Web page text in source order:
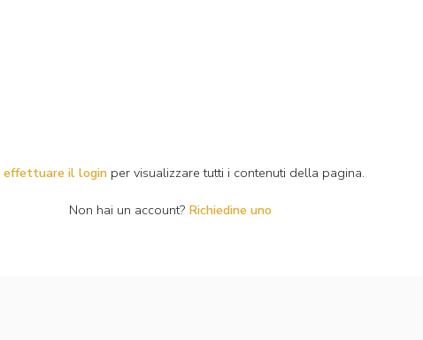
effettuare il login per visualizzare tutti i contenuti della pagina.
Non hai un account? Richiedine uno